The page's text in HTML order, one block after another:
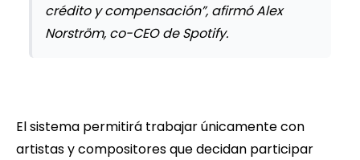
crédito y compensación”, afirmó Alex
Norström, co-CEO de Spotify.
El sistema permitirá trabajar únicamente con
artistas y compositores que decidan participar